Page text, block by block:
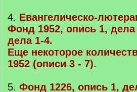
4. Евангелическо-
Фонд 1952, опись 1, дела
дела 1-4.
Еще некоторое
1952 (описи 3 - 7).
5. Фонд 1226, опись 1,